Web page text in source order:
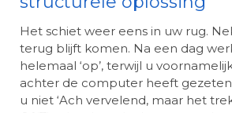
Het schiet weer eens in uw rug.
terug blijft komen. Na een dag
helemaal ‘op’, terwijl u
achter de computer heeft
u niet ‘Ach vervelend, maar het